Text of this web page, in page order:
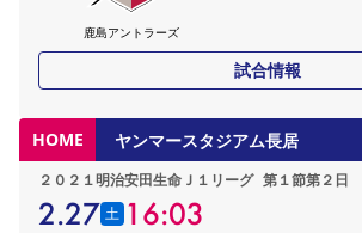
鹿島アントラーズ
試合情報
HOME ヤンマースタジアム長居
２０２１明治安田生命Ｊ１リーグ 第１節第２日
2.27 土 16:03